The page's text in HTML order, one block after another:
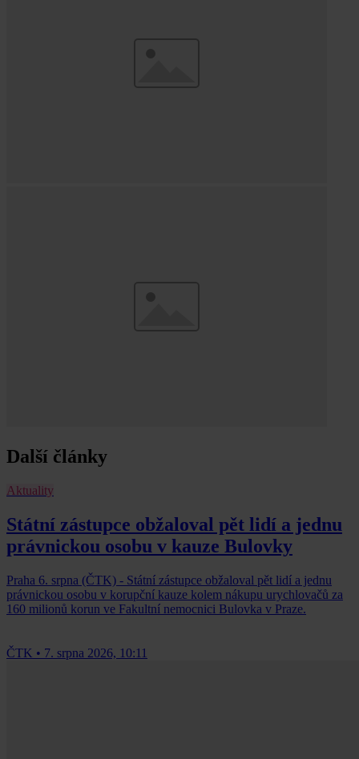
Další články
Aktuality
Státní zástupce obžaloval pět lidí a jednu
právnickou osobu v kauze Bulovky
Praha 6. srpna (ČTK) - Státní zástupce obžaloval pět lidí a jednu
právnickou osobu v korupční kauze kolem nákupu urychlovačů za
160 milionů korun ve Fakultní nemocnici Bulovka v Praze.
ČTK • 7. srpna 2026, 10:11